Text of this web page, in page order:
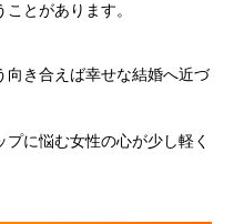
とがあります。
向き合えば幸せな結婚へ近づ
に悩む女性の心が少し軽く